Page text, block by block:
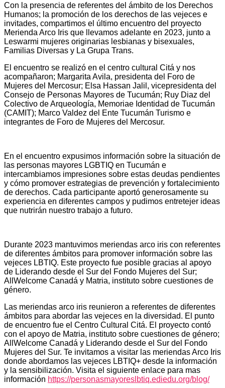
Con la presencia de referentes del ámbito de los Derechos
Humanos; la promoción de los derechos de las vejeces e
invitades, compartimos el último encuentro del proyecto
Merienda Arco Iris que llevamos adelante en 2023, junto a
Leswarmi mujeres originarias lesbianas y bisexuales,
Familias Diversas y La Grupa Trans.
El encuentro se realizó en el centro cultural Citá y nos
acompañaron; Margarita Avila, presidenta del Foro de
Mujeres del Mercosur; Elsa Hassan Jalil, vicepresidenta del
Consejo de Personas Mayores de Tucumán; Ruy Diaz del
Colectivo de Arqueología, Memoriae Identidad de Tucumán
(CAMIT); Marco Valdez del Ente Tucumán Turismo e
integrantes de Foro de Mujeres del Mercosur.
En el encuentro expusimos información sobre la situación de
las personas mayores LGBTIQ en Tucumán e
intercambiamos impresiones sobre estas deudas pendientes
y cómo promover estrategias de prevención y fortalecimiento
de derechos. Cada participante aportó generosamente su
experiencia en diferentes campos y pudimos entretejer ideas
que nutrirán nuestro trabajo a futuro.
Durante 2023 mantuvimos meriendas arco iris con referentes
de diferentes ámbitos para promover información sobre las
vejeces LBTIQ. Este proyecto fue posible gracias al apoyo
de Liderando desde el Sur del Fondo Mujeres del Sur;
AllWelcome Canadá y Matria, instituto sobre cuestiones de
género.
Las meriendas arco iris reunieron a referentes de diferentes
ámbitos para abordar las vejeces en la diversidad. El punto
de encuentro fue el Centro Cultural Citá. El proyecto contó
con el apoyo de Matria, instituto sobre cuestiones de género;
AllWelcome Canadá y Liderando desde el Sur del Fondo
Mujeres del Sur. Te invitamos a visitar las meriendas Arco Iris
donde abordamos las vejeces LBTIQ+ desde la información
y la sensibilización. Visita el siguiente enlace para mas
información https://personasmayoreslbtiq.ediedu.org/blog/